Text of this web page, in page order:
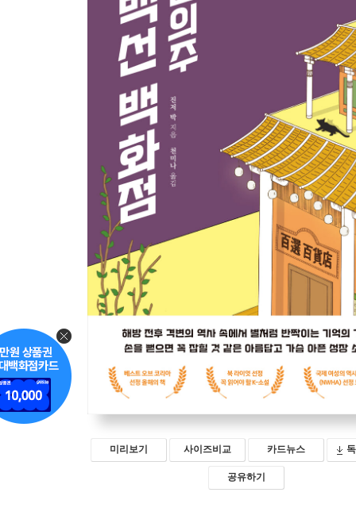
미리보기 사이즈비교 카드뉴스
공유하기